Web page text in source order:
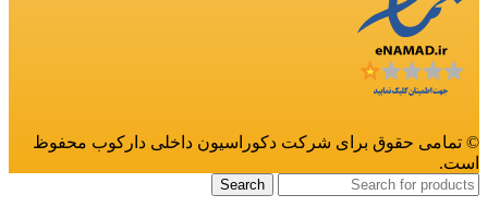
© تمامی حقوق برای شرکت دکوراسیون داخلی دارکوب محفوظ
است.
Search